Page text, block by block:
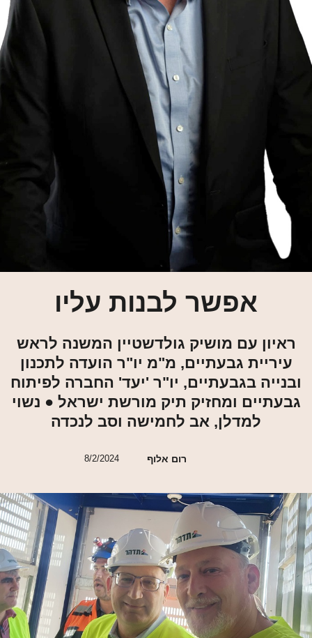
אפשר לבנות עליו
ראיון עם מושיק גולדשטיין המשנה לראש
עיריית גבעתיים, מ"מ יו"ר הועדה לתכנון
ובנייה בגבעתיים, יו"ר 'יעד' החברה לפיתוח
גבעתיים ומחזיק תיק מורשת ישראל ● נשוי
למדלן, אב לחמישה וסב לנכדה
רום אלוף 8/2/2024